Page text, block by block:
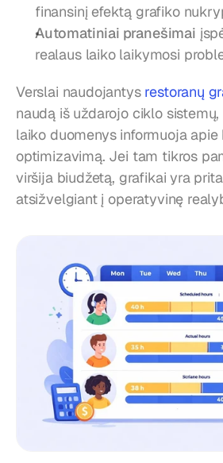
finansinį efektą grafiko
Automatiniai pranešimai
realaus laiko laikymosi
Verslai naudojantys restoranų
naudą iš uždarojo ciklo
laiko duomenys informuoja
optimizavimą. Jei tam tikros
viršija biudžetą, grafikai yra
atsižvelgiant į operatyvinę